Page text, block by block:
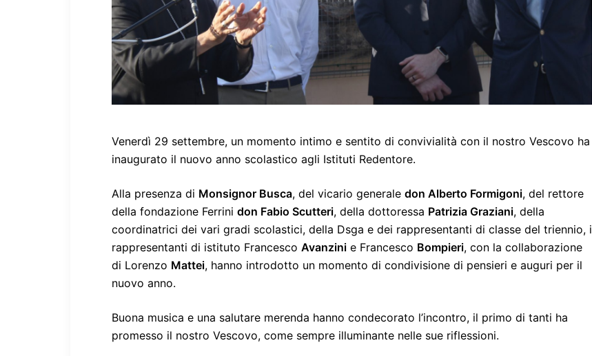
Venerdì 29 settembre, un momento intimo e sentito di convivialità con il nostro Vescovo ha
inaugurato il nuovo anno scolastico agli Istituti Redentore.
Alla presenza di Monsignor Busca, del vicario generale don Alberto Formigoni, del rettore
della fondazione Ferrini don Fabio Scutteri, della dottoressa Patrizia Graziani, della
coordinatrici dei vari gradi scolastici, della Dsga e dei rappresentanti di classe del triennio, i
rappresentanti di istituto Francesco Avanzini e Francesco Bompieri, con la collaborazione
di Lorenzo Mattei, hanno introdotto un momento di condivisione di pensieri e auguri per il
nuovo anno.
Buona musica e una salutare merenda hanno condecorato l’incontro, il primo di tanti ha
promesso il nostro Vescovo, come sempre illuminante nelle sue riflessioni.